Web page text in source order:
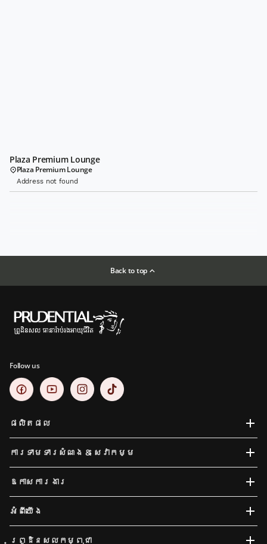
Plaza Premium Lounge
Plaza Premium Lounge
Address not found
Back to top
Follow us
ផលិតផល
ការទាមទារសំណង​ & សេវាកម្ម
ឱកាសការងារ
អំពីយើង
ព្រូដិនសលកម្ពុជា